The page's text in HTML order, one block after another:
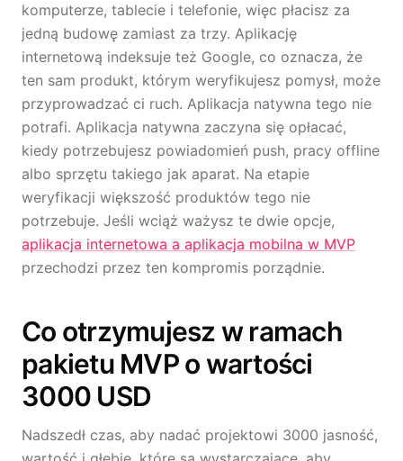
komputerze, tablecie i telefonie, więc płacisz za
jedną budowę zamiast za trzy. Aplikację
internetową indeksuje też Google, co oznacza, że
ten sam produkt, którym weryfikujesz pomysł, może
przyprowadzać ci ruch. Aplikacja natywna tego nie
potrafi. Aplikacja natywna zaczyna się opłacać,
kiedy potrzebujesz powiadomień push, pracy offline
albo sprzętu takiego jak aparat. Na etapie
weryfikacji większość produktów tego nie
potrzebuje. Jeśli wciąż ważysz te dwie opcje,
aplikacja internetowa a aplikacja mobilna w MVP
przechodzi przez ten kompromis porządnie.
Co otrzymujesz w ramach
pakietu MVP o wartości
3000 USD
Nadszedł czas, aby nadać projektowi 3000 jasność,